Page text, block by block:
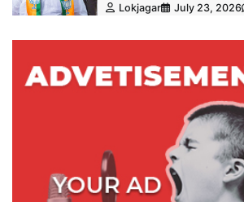
Lokjagar
July 23, 2026